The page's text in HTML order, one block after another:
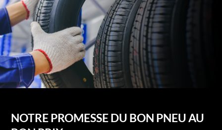
NOTRE PROMESSE DU BON PNEU AU